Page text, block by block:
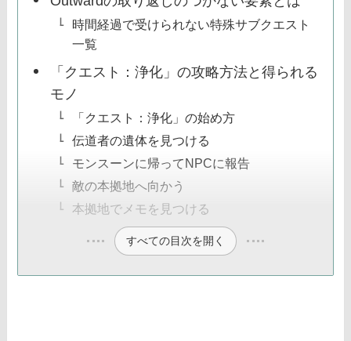
時間経過で受けられない特殊サブクエスト
一覧
「クエスト：浄化」の攻略方法と得られる
モノ
「クエスト：浄化」の始め方
伝道者の遺体を見つける
モンスーンに帰ってNPCに報告
敵の本拠地へ向かう
本拠地でメモを見つける
すべての目次を開く